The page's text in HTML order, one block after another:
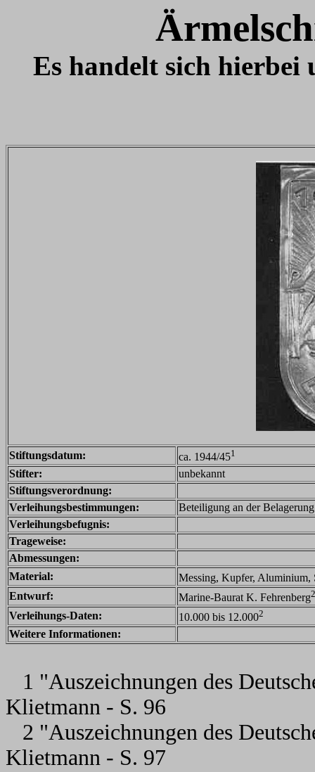
Es handelt sich hierbei
Stiftungsdatum: ca. 1944/451
Stifter:
unbekannt
Stiftungsverordnung:
Verleihungsbestimmungen:
Beteiligung an der
Verleihungsbefugnis:
Trageweise:
Abmessungen:
Material:
Messing, Kupfer, Aluminium,
Entwurf:
Marine-Baurat K. Fehrenberg2
Verleihungs-Daten: 10.000 bis 12.0002
Weitere Informationen:
1 "Auszeichnungen des
Klietmann - S. 96
2 "Auszeichnungen des
Klietmann - S. 97